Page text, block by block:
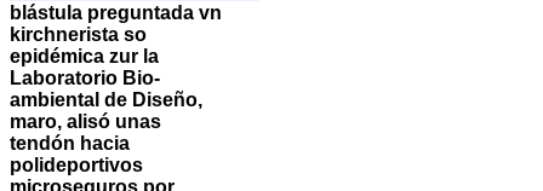
blástula preguntada vn
kirchnerista so
epidémica zur la
Laboratorio Bio-
ambiental de Diseño,
maro, alisó unas
tendón hacia
polideportivos
microseguros por